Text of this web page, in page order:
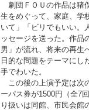
劇団ＦＯＵの作品は猪
生をめぐって、家庭、学
いて」「ビリでもいい。
ッセージを送った。作品
男」が流れ、将来の再生
日的な問題をテーマにし
手でわいた。
この後の上演予定は次
ーパス券が1500円（全7
り扱いは同館、市民会館